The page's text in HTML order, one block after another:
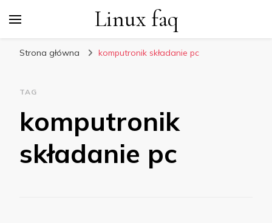
Linux faq
Strona główna komputronik składanie pc
TAG
komputronik
składanie pc